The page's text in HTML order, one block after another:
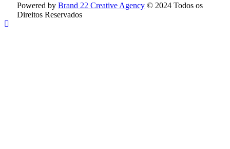
Powered by Brand 22 Creative Agency © 2024 Todos os
Direitos Reservados